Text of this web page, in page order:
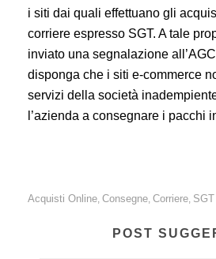
i siti dai quali effettuano gli
corriere espresso SGT. A tale
inviato una segnalazione
disponga che i siti e-commerce
servizi della società
l’azienda a consegnare i pacchi
Acquisti Online, Consegne, Corriere,
POST